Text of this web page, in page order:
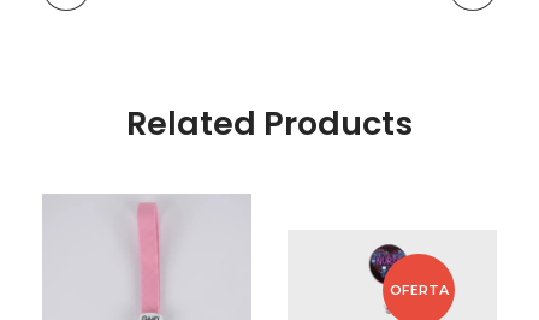
Related Products
OFERTA